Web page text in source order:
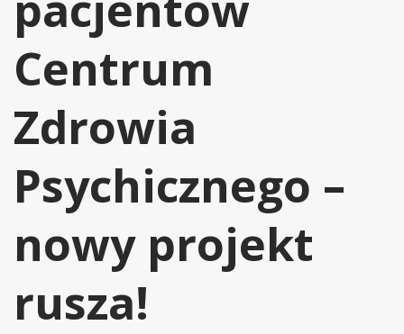
Centrum
Zdrowia
Psychicznego –
nowy projekt
rusza!